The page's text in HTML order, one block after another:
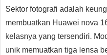
Sektor fotografi adalah
membuatkan Huawei nova
kelasnya yang tersendiri.
unik memuatkan tiga lensa